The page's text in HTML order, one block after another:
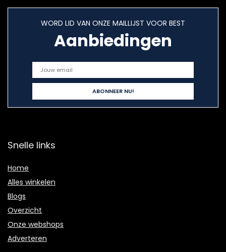
WORD LID VAN ONZE MAILLIJST VOOR BEST
Aanbiedingen
Snelle links
Home
Alles winkelen
Blogs
Overzicht
Onze webshops
Adverteren